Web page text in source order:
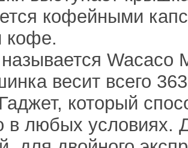
кофейными
кофе.
Wacaco
весит всего
который
в любых условиях.